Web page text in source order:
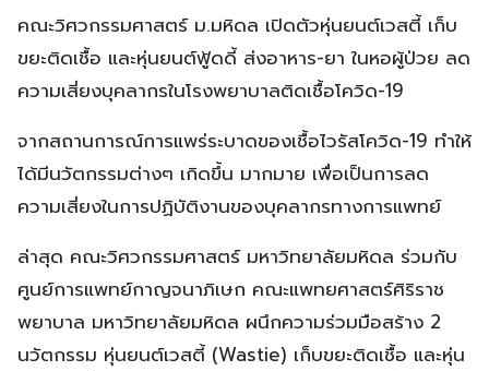
คณะวิศวกรรมศาสตร์ ม.มหิดล เปิดตัวหุ่นยนต์เวสตี้ เก็บ
ขยะติดเชื้อ และหุ่นยนต์ฟู้ดดี้ ส่งอาหาร-ยา ในหอผู้ป่วย ลด
ความเสี่ยงบุคลากรในโรงพยาบาลติดเชื้อโควิด-19
จากสถานการณ์การแพร่ระบาดของเชื้อไวรัสโควิด-19 ทำให้
ได้มีนวัตกรรมต่างๆ เกิดขึ้น มากมาย เพื่อเป็นการลด
ความเสี่ยงในการปฏิบัติงานของบุคลากรทางการแพทย์
ล่าสุด คณะวิศวกรรมศาสตร์ มหาวิทยาลัยมหิดล ร่วมกับ
ศูนย์การแพทย์กาญจนาภิเษก คณะแพทยศาสตร์ศิริราช
พยาบาล มหาวิทยาลัยมหิดล ผนึกความร่วมมือสร้าง 2
นวัตกรรม หุ่นยนต์เวสตี้ (Wastie) เก็บขยะติดเชื้อ และหุ่น